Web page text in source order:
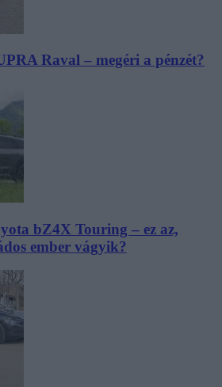
Raval – megéri a pénzét?
bZ4X Touring – ez az,
ember vágyik?